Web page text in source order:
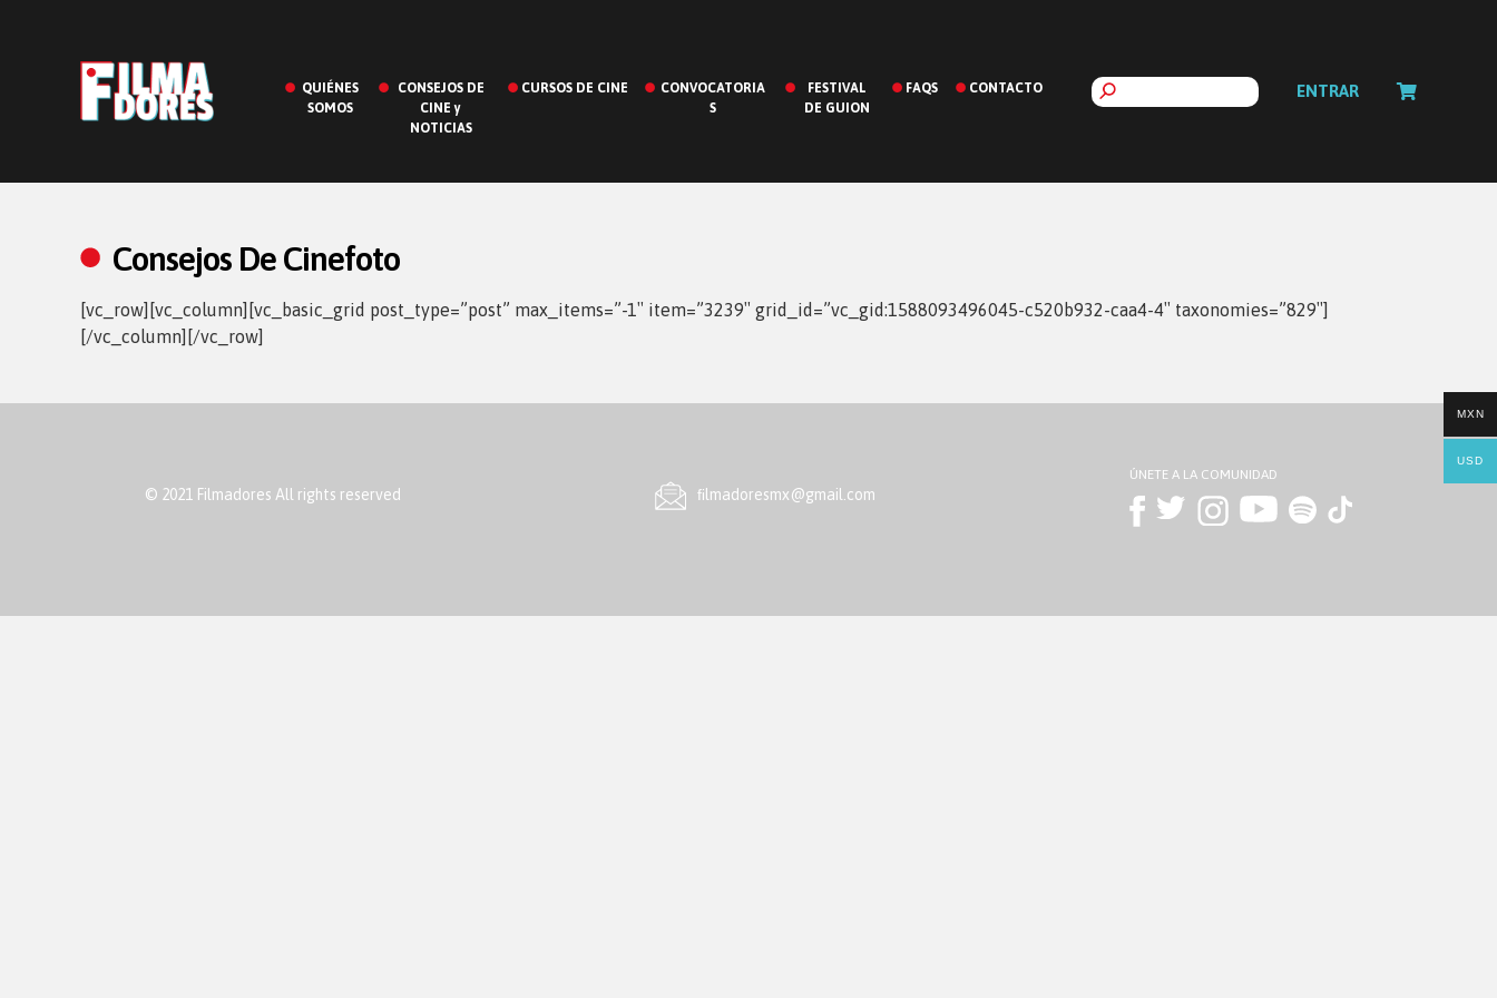
QUIÉNES
SOMOS
CONSEJOS DE
CINE y
NOTICIAS
CURSOS DE CINE
CONVOCATORIA
S
FESTIVAL
DE GUION
FAQS CONTACTO ENTRAR
Consejos De Cinefoto
[vc_row][vc_column][vc_basic_grid post_type=”post” max_items=”-1″ item=”3239″ grid_id=”vc_gid:1588093496045-c520b932-caa4-4″ taxonomies=”829″]
[/vc_column][/vc_row]
© 2021 Filmadores All rights reserved ﬁlmadoresmx@gmail.com
ÚNETE A LA COMUNIDAD
MXN
USD